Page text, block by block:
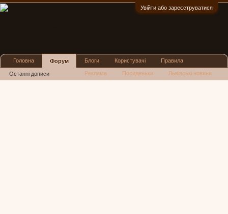
Увійти або зареєструватися
Головна Форум
Останні дописи
Блоги Користувачі Правила
Реклама Посиденьки Львівські новини